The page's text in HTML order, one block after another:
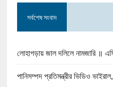
সর্বশেষ সংবাদ
লোহাগড়ায় জাল দলিলে নামজারি ॥
পানিসম্পদ প্রতিমন্ত্রীর ভিডিও